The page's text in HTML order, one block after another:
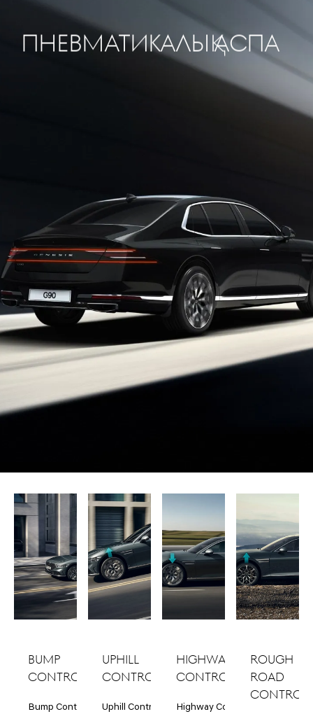
ПНЕВМАТИКАЛЫҚ АСПА
BUMP
CONTROL
Bump Control
UPHILL
CONTROL
Uphill Control
HIGHWAY
CONTROL
Highway Control
ROUGH
ROAD
CONTROL